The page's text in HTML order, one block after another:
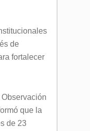
de
fortalecer
que la
de 23